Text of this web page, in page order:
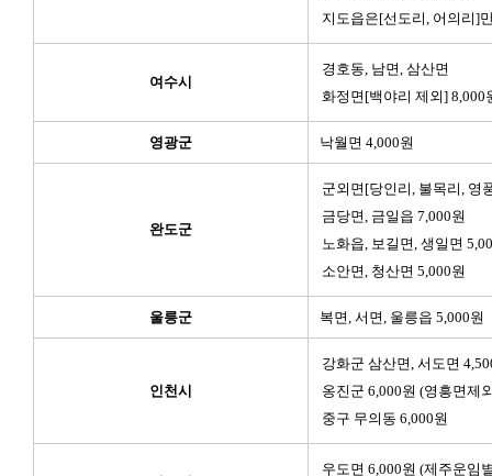
지도읍은[선도리, 어의리]
여수시
경호동, 남면, 삼산면
화정면[백야리 제외] 8,000
영광군 낙월면 4,000원
완도군
군외면[당인리, 불목리, 영
금당면, 금일읍 7,000원
노화읍, 보길면, 생일면
소안면, 청산면 5,000원
울릉군 복면, 서면, 울릉읍 5,000원
인천시
강화군 삼산면, 서도면
옹진군 6,000원 (영흥면제
중구 무의동 6,000원
우도면 6,000원 (제주운임